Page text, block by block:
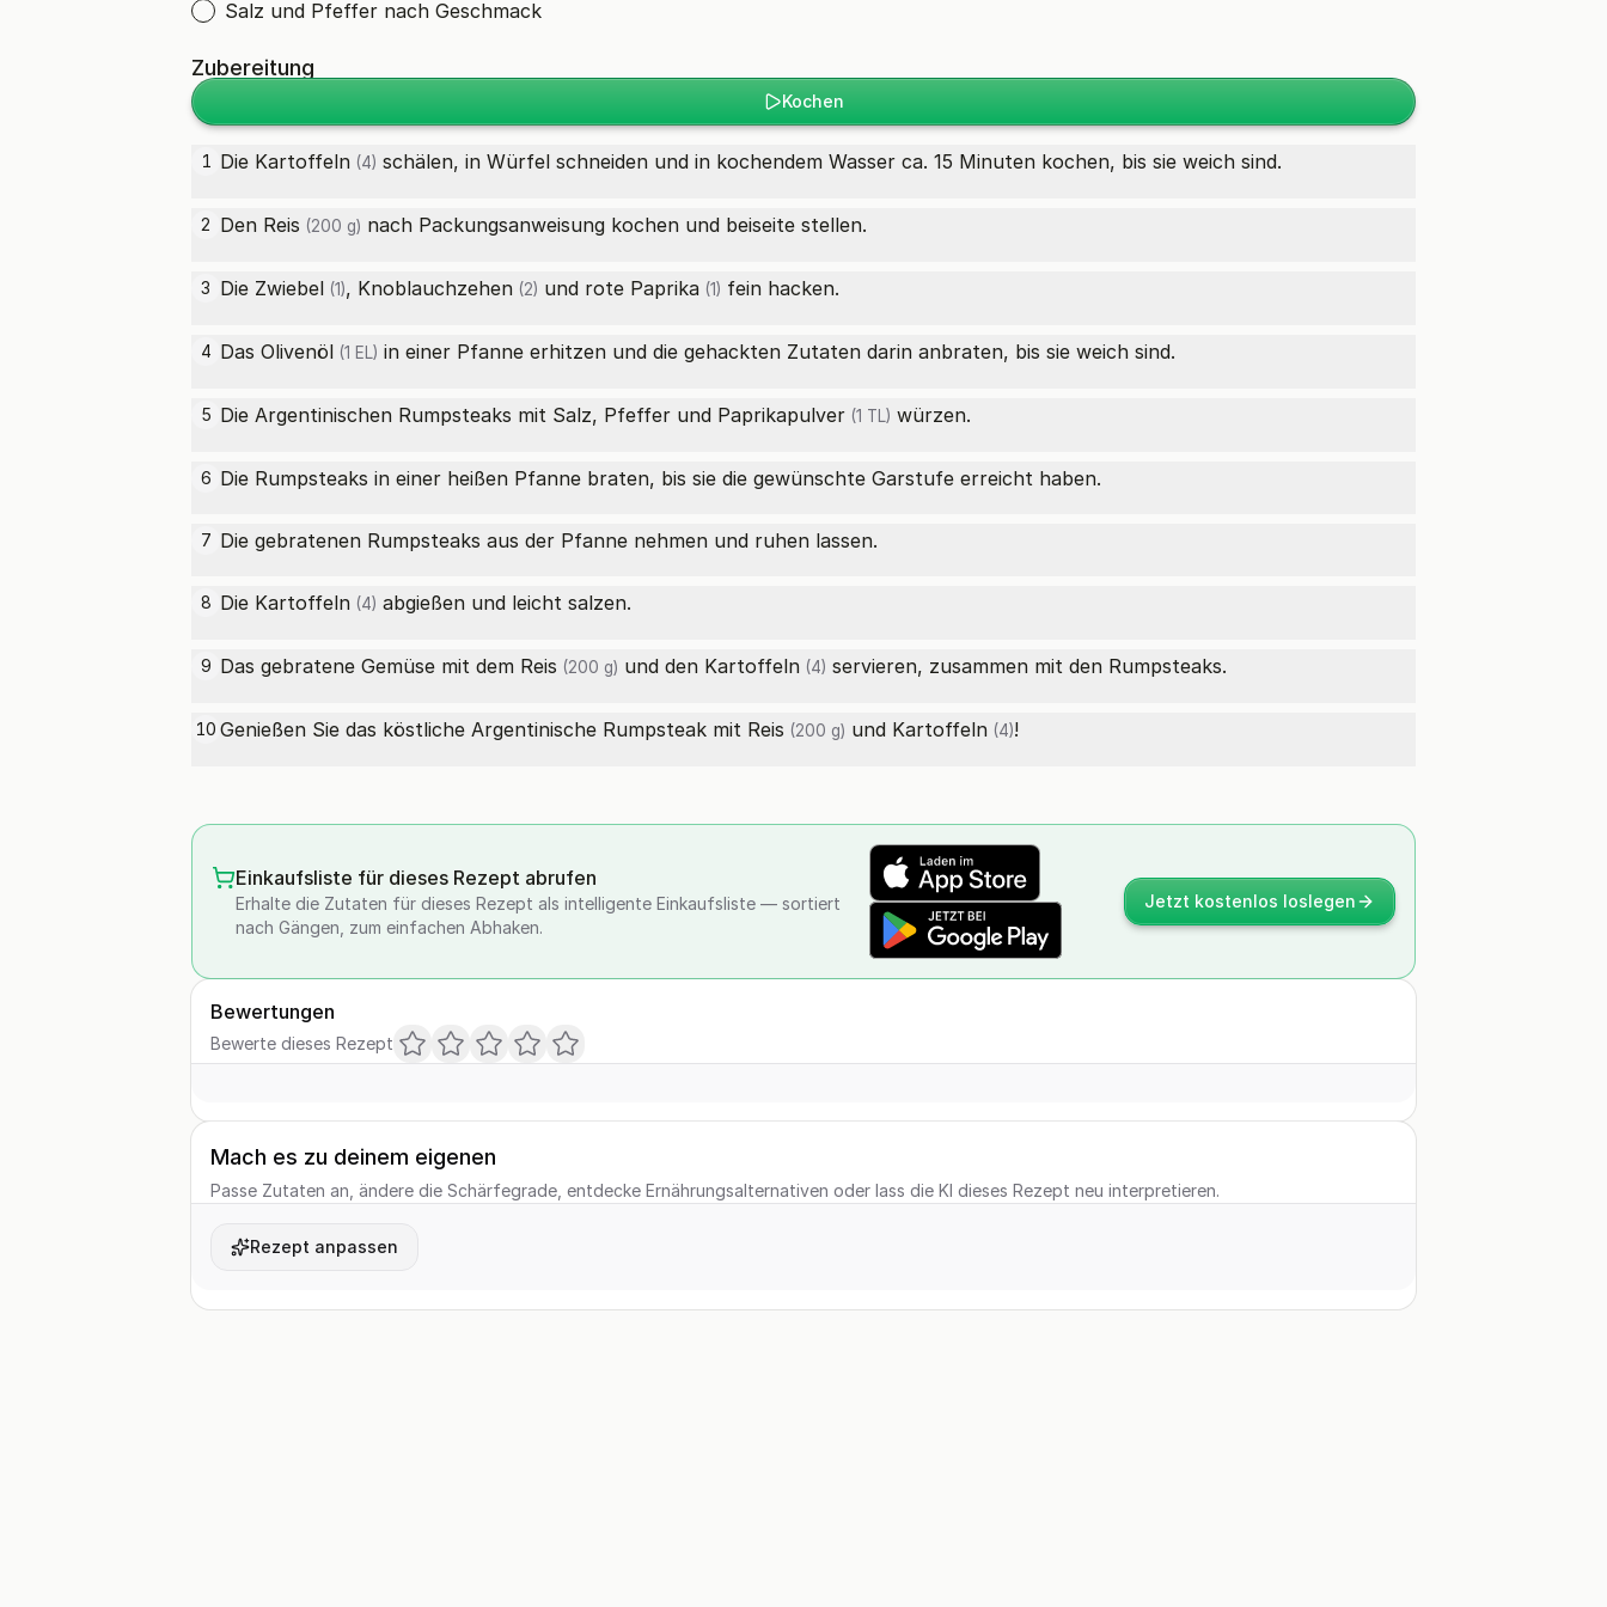
Salz und Pfeffer nach Geschmack
Zubereitung
Kochen
1 Die Kartoffeln (4) schälen, in Würfel schneiden und in kochendem Wasser ca. 15 Minuten kochen, bis sie weich sind.
2 Den Reis (200 g) nach Packungsanweisung kochen und beiseite stellen.
3 Die Zwiebel (1), Knoblauchzehen (2) und rote Paprika (1) fein hacken.
4 Das Olivenöl (1 EL) in einer Pfanne erhitzen und die gehackten Zutaten darin anbraten, bis sie weich sind.
5 Die Argentinischen Rumpsteaks mit Salz, Pfeffer und Paprikapulver (1 TL) würzen.
6 Die Rumpsteaks in einer heißen Pfanne braten, bis sie die gewünschte Garstufe erreicht haben.
7 Die gebratenen Rumpsteaks aus der Pfanne nehmen und ruhen lassen.
8 Die Kartoffeln (4) abgießen und leicht salzen.
9 Das gebratene Gemüse mit dem Reis (200 g) und den Kartoffeln (4) servieren, zusammen mit den Rumpsteaks.
10 Genießen Sie das köstliche Argentinische Rumpsteak mit Reis (200 g) und Kartoffeln (4)!
Einkaufsliste für dieses Rezept abrufen
Erhalte die Zutaten für dieses Rezept als intelligente Einkaufsliste — sortiert
nach Gängen, zum einfachen Abhaken.
Jetzt kostenlos loslegen
Bewertungen
Bewerte dieses Rezept
Mach es zu deinem eigenen
Passe Zutaten an, ändere die Schärfegrade, entdecke Ernährungsalternativen oder lass die KI dieses Rezept neu interpretieren.
Rezept anpassen